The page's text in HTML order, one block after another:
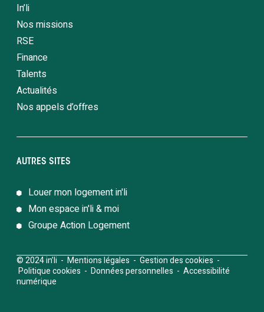
In’li
Nos missions
RSE
Finance
Talents
Actualités
Nos appels d’offres
AUTRES SITES
Louer mon logement in'li
Mon espace in'li & moi
Groupe Action Logement
© 2024 in’li - Mentions légales - Gestion des cookies -
Politique cookies - Données personnelles - Accessibilité
numérique